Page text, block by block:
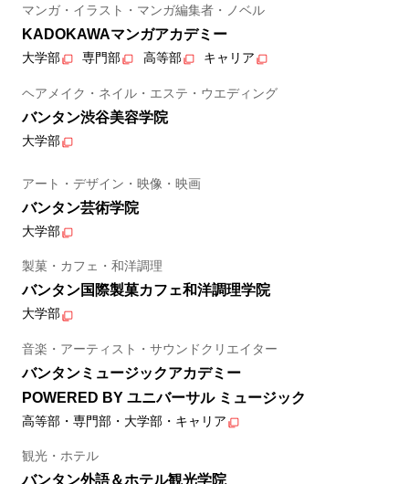
マンガ・イラスト・マンガ編集者・ノベル
KADOKAWAマンガアカデミー
大学部 専門部 高等部 キャリア
ヘアメイク・ネイル・エステ・ウエディング
バンタン渋谷美容学院
大学部
アート・デザイン・映像・映画
バンタン芸術学院
大学部
製菓・カフェ・和洋調理
バンタン国際製菓カフェ和洋調理学院
大学部
音楽・アーティスト・サウンドクリエイター
バンタンミュージックアカデミー
POWERED BY ユニバーサル ミュージック
高等部・専門部・大学部・キャリア
観光・ホテル
バンタン外語＆ホテル観光学院